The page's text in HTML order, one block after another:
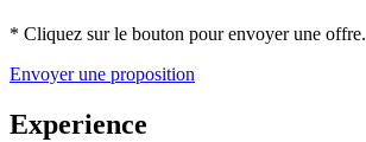
* Cliquez sur le bouton pour envoyer une offre.
Envoyer une proposition
Experience